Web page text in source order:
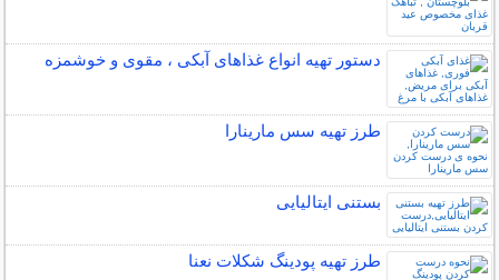
دستور تهیه انواع غذاهای آبکی ، مقوی و خوشمزه
طرز تهیه سس مارینارا
بستنی ایتالیایی
طرز تهیه پودینگ شکلات نعنا